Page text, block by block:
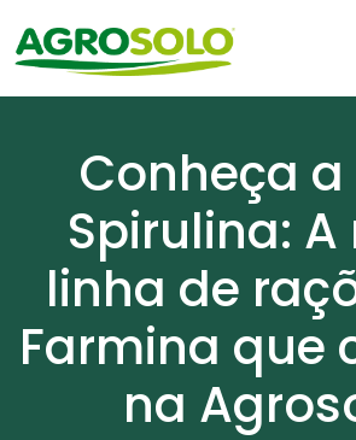
Conheça a
Spirulina: A
linha de
Farmina que
na